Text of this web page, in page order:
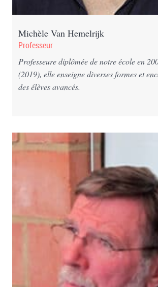
Michèle Van Hemelrijk
Professeur
Professeure diplômée de notre école en
(2019), elle enseigne diverses formes et
des élèves avancés.